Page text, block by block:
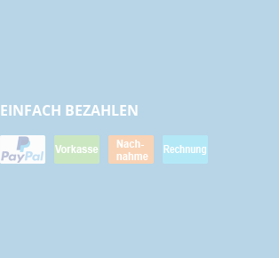
EINFACH BEZAHLEN